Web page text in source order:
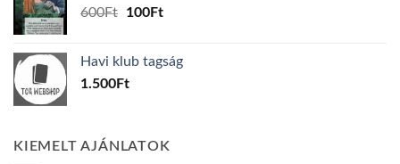
600Ft
Original
600Ft.
100FtCurrent
100Ft.
Havi klub tagság
1.500Ft
KIEMELT AJÁNLATOK